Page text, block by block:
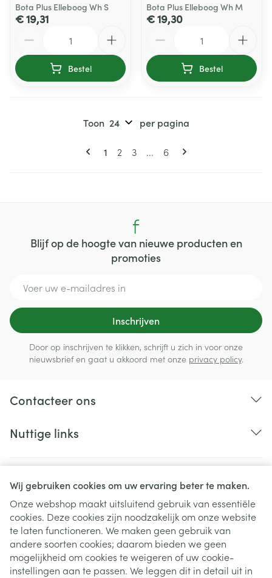
Wij gebruiken cookies om uw ervaring beter te maken.
Onze webshop maakt uitsluitend gebruik van essentiële
cookies. Deze cookies zijn noodzakelijk om onze website
te laten functioneren. We maken geen gebruik van
andere soorten cookies; daarom bieden we geen
mogelijkheid om cookies te weigeren of uw cookie-
instellingen aan te passen. We leggen dit in detail uit in
Bota Plus Elleboog Wh S
€ 19,31
Bestel
Bota Plus Elleboog Wh M
€ 19,30
Bestel
Pagina's
U lees momenteel pagina
1 Pagina
2 Pagina
3 ... Pagina
6
Toon per pagina
Blijf op de hoogte van nieuwe producten en
promoties
Inschrijven
Door op inschrijven te klikken, schrijft u zich in voor onze
nieuwsbrief en gaat u akkoord met onze privacy policy.
Contacteer ons
Nuttige links